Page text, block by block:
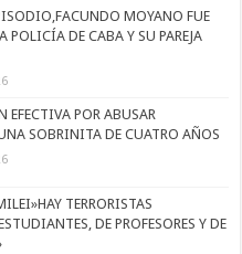
MOYANO FUE
POLICÍA DE CABA Y SU PAREJA
EFECTIVA POR ABUSAR
SOBRINITA DE CUATRO AÑOS
TERRORISTAS
DE PROFESORES Y DE